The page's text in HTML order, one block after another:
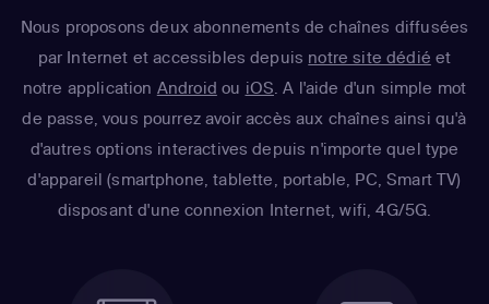
Nous proposons deux abonnements de chaînes diffusées
par Internet et accessibles depuis notre site dédié et
notre application Android ou iOS. A l'aide d'un simple mot
de passe, vous pourrez avoir accès aux chaînes ainsi qu'à
d'autres options interactives depuis n'importe quel type
d'appareil (smartphone, tablette, portable, PC, Smart TV)
disposant d'une connexion Internet, wifi, 4G/5G.